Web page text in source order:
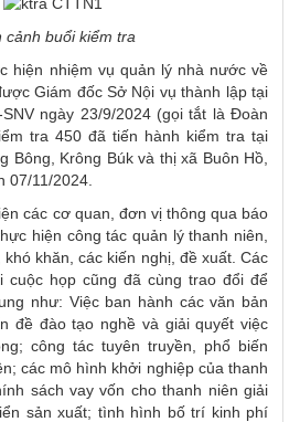
cảnh buổi kiểm tra
hiện nhiệm vụ quản lý nhà nước về
Giám đốc Sở Nội vụ thành lập tại
ngày 23/9/2024 (gọi tắt là Đoàn
tra 450 đã tiến hành kiểm tra tại
Bông, Krông Búk và thị xã Buôn Hồ,
07/11/2024.
các cơ quan, đơn vị thông qua báo
hiện công tác quản lý thanh niên,
khăn, các kiến nghị, đề xuất. Các
cuộc họp cũng đã cùng trao đổi để
như: Việc ban hành các văn bản
đề đào tạo nghề và giải quyết việc
công tác tuyên truyền, phổ biến
các mô hình khởi nghiệp của thanh
sách vay vốn cho thanh niên giải
sản xuất; tình hình bố trí kinh phí